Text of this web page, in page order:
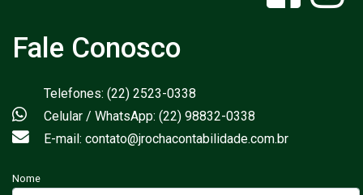
Fale Conosco
Telefones: (22) 2523-0338
Celular / WhatsApp: (22) 98832-0338
E-mail: contato@jrochacontabilidade.com.br
Nome